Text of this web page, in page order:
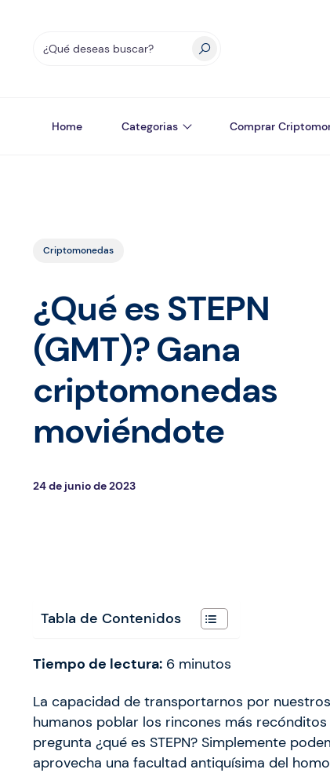
Home Categorias Comprar
Criptomonedas
¿Qué es STEPN
(GMT)? Gana
criptomonedas
moviéndote
24 de junio de 2023
Tabla de Contenidos
Tiempo de lectura: 6 minutos
La capacidad de transportarnos por
humanos poblar los rincones más
pregunta ¿qué es STEPN? Simplemente
aprovecha una facultad antiquísima del